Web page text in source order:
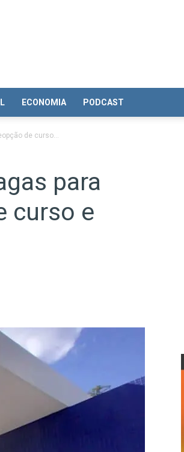
ECONOMIA PODCAST
de curso...
para
curso e